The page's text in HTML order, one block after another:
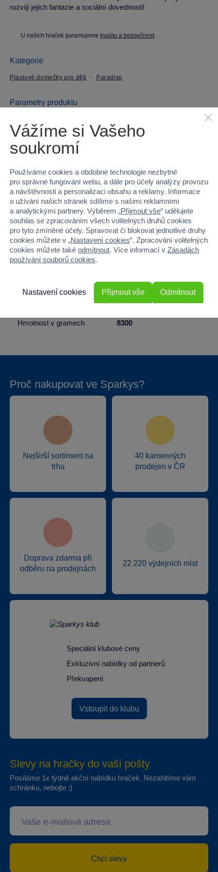
rozvíjí jejich fantazie a sociální dovednosti!
U našich hraček garantujeme kvalitu a bezpečnost.
Kategorie
Plastové domečky pro děti Paradiso
Parametry produktu
EAN 5420051225231
Kód produktu
Značka Paradiso
Věk od 1
Pohlaví HOLKA, KLUK
Barva RŮŽOVÁ
Šířka
94
125
Hmotnost v gramech 8300
Proč nakupovat ve Sparkys?
Nejširší sortiment na
trhu
40 kamenných
prodejen v ČR
Doprava zdarma při
odběru na prodejnách
22 220 výdejních míst
Speciální klubové ceny
Exkluzivní nabídky od partnerů
Překvapení
Vstoupit do klubu
Slevy na hračky do vaší pošty
Posíláme 1x týdně akční nabídku hraček. Nezahltíme vám
schránku, nebojte :)
Chci slevy
Vážíme si Vašeho
soukromí
Používáme cookies a obdobné technologie nezbytné
pro správné fungování webu, a dále pro účely analýzy provozu
a návštěvnosti a personalizaci obsahu a reklamy. Informace
o užívání našich stránek sdílíme s našimi reklamními
a analytickými partnery. Výběrem „Přijmout vše“ udělujete
souhlas se zpracováním všech volitelných druhů cookies
pro tyto zmíněné účely. Spravovat či blokovat jednotlivé druhy
cookies můžete v „Nastavení cookies“. Zpracování volitelných
cookies můžete také odmítnout. Více informací v Zásadách
používání souborů cookies.
Odmítnout
Nastavení cookies Přijmout vše